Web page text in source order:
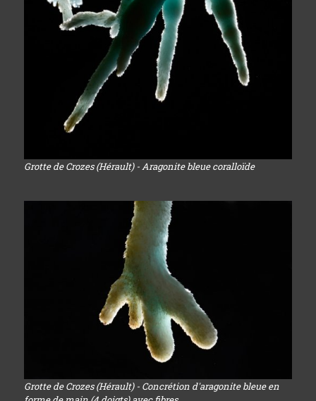
Grotte de Crozes (Hérault) - Aragonite bleue coralloïde
Grotte de Crozes (Hérault) - Concrétion d'aragonite bleue en